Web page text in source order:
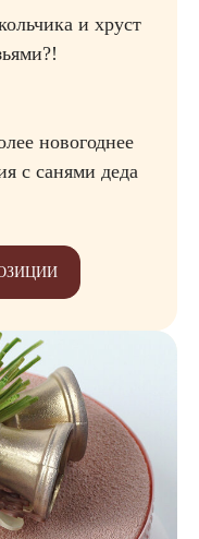
и хруст
новогоднее
с санями деда